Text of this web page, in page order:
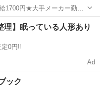
1700円★大手メーカー勤
マイカー通勤OK＆工場敷地
気理】眠っている人形あり
0円‼️
Ad
ック